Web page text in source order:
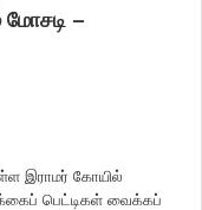
–
இராமர் கோயில்
பெட்​டிகள் வைக்​கப்​